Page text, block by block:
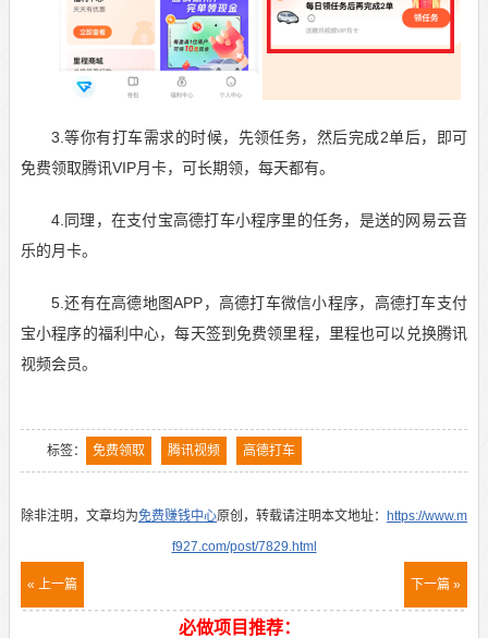
3.等你有打车需求的时候，先领任务，然后完成2单后，即可
免费领取腾讯VIP月卡，可长期领，每天都有。
4.同理，在支付宝高德打车小程序里的任务，是送的网易云音
乐的月卡。
5.还有在高德地图APP，高德打车微信小程序， 高德打车支付
宝小程序的福利中心，每天签到免费领里程，里程也可以兑换腾讯
视频会员。
标签： 免费领取 腾讯视频 高德打车
除非注明，文章均为免费赚钱中心原创，转载请注明本文地址： https://www.m
f927.com/post/7829.html
« 上一篇 下一篇 »
必做项目推荐：